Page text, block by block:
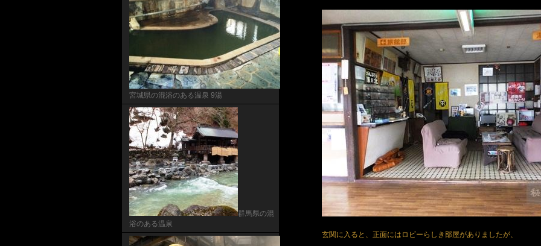
玄関に入ると、正面にはロビーらしき部屋がありましたが、
宮城県の混浴のある温泉 9湯
群馬県の混
浴のある温泉